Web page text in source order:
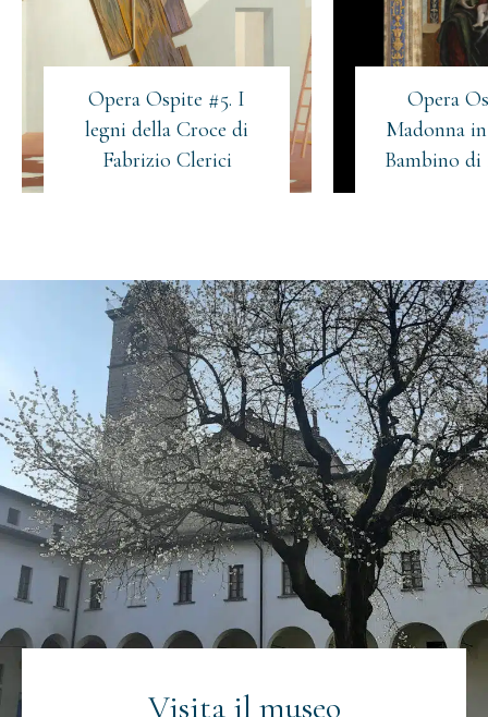
Opera Ospite #5. I
legni della Croce di
Fabrizio Clerici
Opera
Madonna
Bambino di
Visita il museo
Materiale
informativo
(Obbligatorio)
Acconsento all'invio di materiale informativo
(Obbligatorio)